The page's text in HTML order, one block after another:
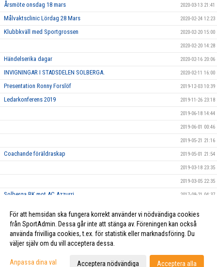
Årsmöte onsdag 18 mars 2020-03-13 21:41
Målvaktsclinic Lördag 28 Mars 2020-02-24 12:23
Klubbkväll med Sportgrossen 2020-02-20 15:00
2020-02-20 14:28
Händelserika dagar 2020-02-16 20:06
INVIGNINGAR I STADSDELEN SOLBERGA. 2020-02-11 16:00
Presentation Ronny Forslöf 2019-12-03 10:39
Ledarkonferens 2019 2019-11-26 23:18
2019-06-18 14:44
2019-06-01 00:46
2019-05-21 21:16
Coachande föräldraskap 2019-05-01 21:54
2019-03-18 23:35
2019-03-05 22:35
Solberga BK mot AC Azzurri 2017-08-21 04:37
orange.. kanske de var våra fans?
2017-08-19 04:38
För att hemsidan ska fungera korrekt använder vi nödvändiga cookies
från SportAdmin. Dessa går inte att stänga av. Föreningen kan också
använda frivilliga cookies, t.ex. för statistik eller marknadsföring. Du
väljer själv om du vill acceptera dessa.
Anpassa dina val Acceptera nödvändiga Acceptera alla